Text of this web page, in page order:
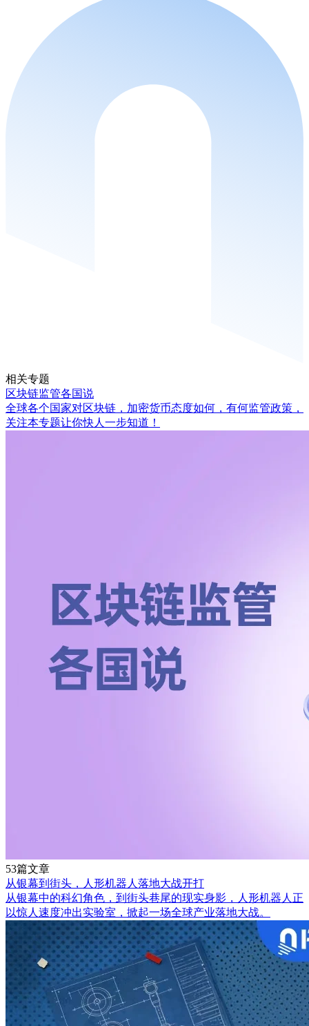
相关专题
区块链监管各国说
全球各个国家对区块链，加密货币态度如何，有何监管政策，
关注本专题让你快人一步知道！
53篇文章
从银幕到街头，人形机器人落地大战开打
从银幕中的科幻角色，到街头巷尾的现实身影，人形机器人正
以惊人速度冲出实验室，掀起一场全球产业落地大战。